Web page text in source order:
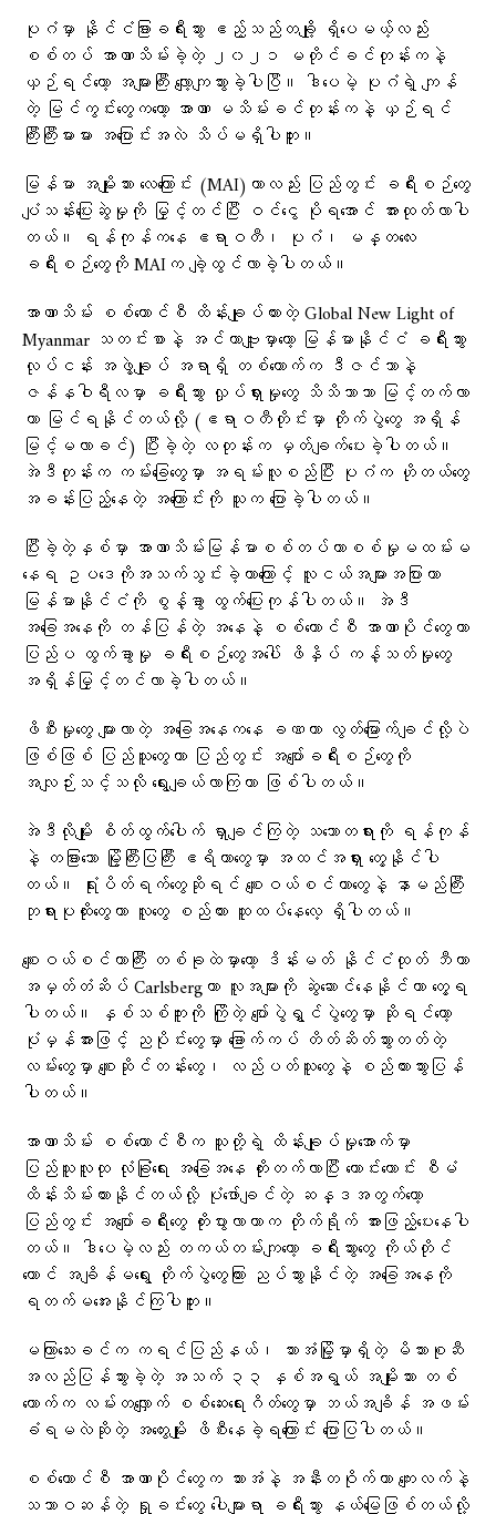
ပုဂံမှာ နိုင်ငံခြားခရီးသွား ဧည့်သည်တချို့ ရှိပေမယ့်လည်း
စစ်တပ် အာဏာသိမ်းခဲ့တဲ့ ၂၀၂၁ မတိုင်ခင်တုန်းကနဲ့
ယှဉ်ရင်တော့ အများကြီး လျော့ကျသွားခဲ့ပါပြီ။ ဒါပေမဲ့ ပုဂံရဲ့ ကျန်
တဲ့ မြင်ကွင်းတွေကတော့ အာဏာ မသိမ်းခင်တုန်းကနဲ့ ယှဉ်ရင်
ကြီးကြီးမားမား အပြောင်းအလဲ သိပ်မရှိပါဘူး။
မြန်မာ အမျိုးသား လေကြောင်း (MAI)ဟာလည်း ပြည်တွင်း ခရီးစဉ်တွေ
ပျံသန်းပြေးဆွဲမှုကို မြှင့်တင်ပြီး ဝင်ငွေ ပိုရအောင် အားထုတ်လာပါ
တယ်။ ရန်ကုန်ကနေ ဧရာဝတီ၊ ပုဂံ၊ မန္တလေး
ခရီးစဉ်တွေကို MAIက ချဲ့ထွင်လာခဲ့ပါတယ်။
အာဏာသိမ်း စစ်ကောင်စီ ထိန်းချုပ်ထားတဲ့ Global New Light of
Myanmar သတင်းစာနဲ့ အင်တာဗျူးမှာတော့ မြန်မာနိုင်ငံ ခရီးသွား
လုပ်ငန်း အဖွဲ့ချုပ် အရာရှိ တစ်ယောက်က ဒီဇင်ဘာနဲ့
ဇန်နဝါရီလမှာ ခရီးသွား လှုပ်ရှားမှုတွေ သိသိသာသာ မြင့်တက်လာ
တာ မြင်ရနိုင်တယ်လို့ (ဧရာဝတီတိုင်းမှာ တိုက်ပွဲတွေ အရှိန်
မြင့်မလာခင်) ပြီးခဲ့တဲ့ လတုန်းက မှတ်ချက်ပေးခဲ့ပါတယ်။
အဲဒီတုန်းက ကမ်းခြေတွေမှာ အရမ်းလူစည်ပြီး ပုဂံက ဟိုတယ်တွေ
အခန်းပြည့်နေတဲ့ အကြောင်းကို သူက ပြောခဲ့ပါတယ်။
ပြီးခဲ့တဲ့နှစ်မှာ အာဏာသိမ်းမြန်မာစစ်တပ်ဟာစစ်မှုမထမ်းမ
နေရ ဥပဒေကိုအသက်သွင်းခဲ့တာကြောင့် လူငယ်အများအပြားဟာ
မြန်မာနိုင်ငံကို စွန့်ခွာ ထွက်ပြေးကုန်ပါတယ်။ အဲဒီ
အခြေအနေကို တန်ပြန်တဲ့ အနေနဲ့ စစ်ကောင်စီ အာဏာပိုင်တွေဟာ
ပြည်ပ ထွက်ခွာမှု ခရီးစဉ်တွေအပေါ် ဖိနှိပ် ကန့်သတ်မှုတွေ
အရှိန်မြှင့်တင်လာခဲ့ပါတယ်။
ဖိစီးမှုတွေ များလာတဲ့ အခြေအနေကနေ ခဏတာ လွတ်မြောက်ချင်လို့ပဲ
ဖြစ်ဖြစ် ပြည်သူတွေဟာ ပြည်တွင်း အပျော်ခရီးစဉ်တွေကို
အလျဉ်းသင့်သလို ရွေးချယ်လာကြတာ ဖြစ်ပါတယ်။
အဲဒီလိုမျိုး စိတ်ထွက်ပေါက် ရှာချင်ကြတဲ့ သဘောတရားကို ရန်ကုန်
နဲ့ တခြားသော မြို့ကြီးပြကြီး ဧရိယာတွေမှာ အထင်အရှား တွေ့နိုင်ပါ
တယ်။ ရုံးပိတ်ရက်တွေဆိုရင် စျေးဝယ်စင်တာတွေနဲ့ နာမည်ကြီး
ဘုရားပုထိုးတွေဟာ လူတွေ စည်ကား ထူထပ်နေလေ့ ရှိပါတယ်။
စျေးဝယ်စင်တာကြီး တစ်ခုထဲမှာတော့ ဒိန်းမတ် နိုင်ငံထုတ် ဘီယာ
အမှတ်တံဆိပ် Carlsbergဟာ လူအများကို ဆွဲဆောင်နေနိုင်တာ တွေ့ရ
ပါတယ်။ နှစ်သစ်ကူးကို ကြိုတဲ့ ပျော်ပွဲရွှင်ပွဲတွေမှာ ဆိုရင်တော့
ပုံမှန်အားဖြင့် ညပိုင်းတွေမှာ ခြောက်ကပ် တိတ်ဆိတ်သွားတတ်တဲ့
လမ်းတွေမှာ စျေးဆိုင်တန်းတွေ၊ လည်ပတ်သူတွေနဲ့ စည်ကားသွားပြန်
ပါတယ်။
အာဏာသိမ်း စစ်ကောင်စီက သူတို့ရဲ့ ထိန်းချုပ်မှုအောက်မှာ
ပြည်သူလူထု လုံခြုံရေး အခြေအနေ တိုးတက်လာပြီး ကောင်းကောင်း စီမံ
ထိန်းသိမ်းထားနိုင်တယ်လို့ ပုံဖော်ချင်တဲ့ ဆန္ဒအတွက်တော့
ပြည်တွင်း အပျော်ခရီးတွေ တိုးပွားလာတာက တိုက်ရိုက် အားဖြည့်ပေးနေပါ
တယ်။ ဒါပေမဲ့လည်း တကယ်တမ်းကျတော့ ခရီးသွားတွေ ကိုယ်တိုင်
တောင် အချိန်မရွေး တိုက်ပွဲတွေကြား ညပ်သွားနိုင်တဲ့ အခြေအနေကို
ရတက်မအေးနိုင်ကြပါဘူး။
မကြာသေးခင်က ကရင်ပြည်နယ်၊ ဘားအံမြို့မှာရှိတဲ့ မိသားစုဆီ
အလည်ပြန်သွားခဲ့တဲ့ အသက် ၃၃ နှစ်အရွယ် အမျိုးသား တစ်
ယောက်က လမ်းတလျှောက် စစ်ဆေးရေးဂိတ်တွေမှာ ဘယ်အချိန် အဖမ်း
ခံရမလဲဆိုတဲ့ အတွေးမျိုး ဖိစီးနေခဲ့ရကြောင်း ပြောပြပါတယ်။
စစ်ကောင်စီ အာဏာပိုင်တွေက ဘားအံနဲ့ အနီးတဝိုက်ဟာ ကျေးလက်နဲ့
သဘာဝဆန်တဲ့ ရှုခင်းတွေ ပေါများရာ ခရီးသွား နယ်မြေဖြစ်တယ်လို့